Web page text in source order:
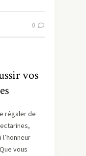
0
vos
régaler de
vous